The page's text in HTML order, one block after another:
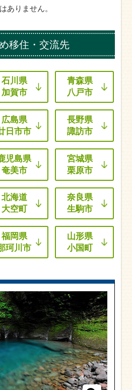
ありません。
移住・交流先
石川県
加賀市
青森県
八戸市
広島県
日市市
長野県
諏訪市
児島県
奄美市
宮城県
栗原市
北海道
大空町
奈良県
生駒市
福岡県
珂川市
山形県
小国町